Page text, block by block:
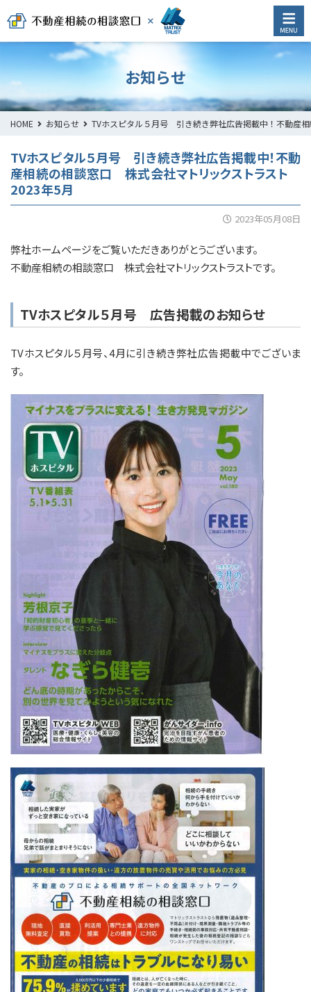
お知らせ
HOME お知らせ TVホスピタル５月号 引き続き弊社広告掲載中！不動
TVホスピタル５月号 引き続き弊社広告掲載中！不動
産相続の相談窓口 株式会社マトリックストラスト
2023年5月
2023年05月08日
弊社ホームページをご覧いただきありがとうございます。
不動産相続の相談窓口 株式会社マトリックストラストです。
TVホスピタル５月号 広告掲載のお知らせ
TVホスピタル５月号、4月に引き続き弊社広告掲載中でございま
す。